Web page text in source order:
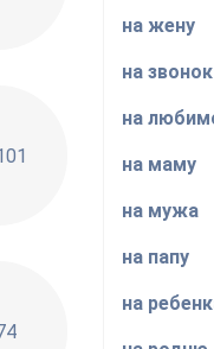
на жену
на звонок
на
на маму
на мужа
на папу
на